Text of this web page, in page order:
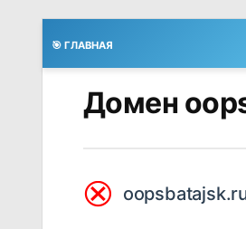
🎯 ГЛАВНАЯ
Домен
⮿